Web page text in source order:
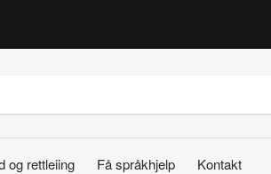
og rettleiing Få språkhjelp Kontakt